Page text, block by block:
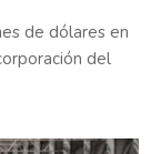
de dólares en
del